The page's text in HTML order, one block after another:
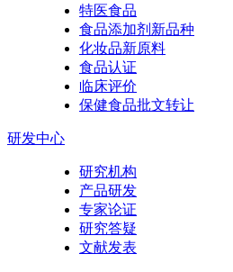
特医食品
食品添加剂新品种
化妆品新原料
食品认证
临床评价
保健食品批文转让
研发中心
研究机构
产品研发
专家论证
研究答疑
文献发表